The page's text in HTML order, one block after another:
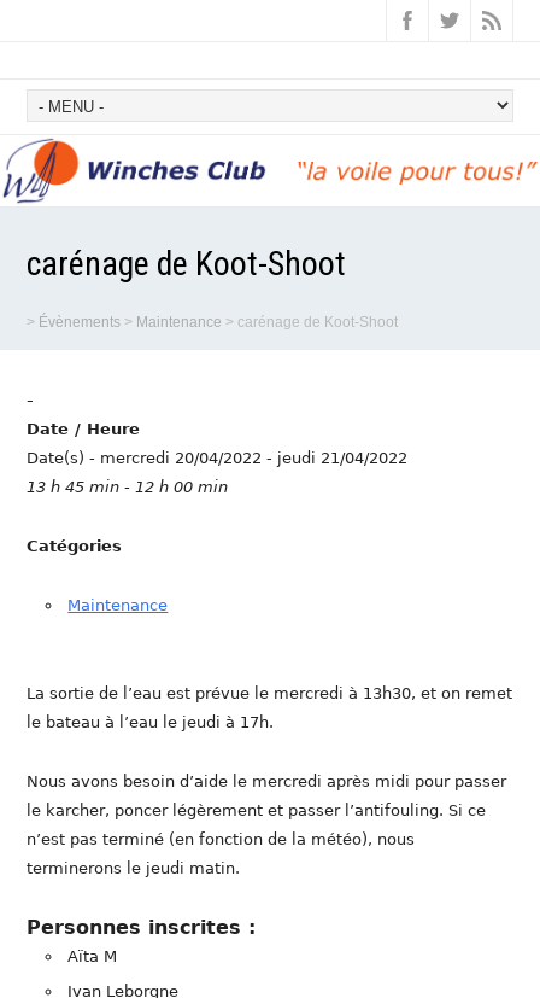
carénage de Koot-Shoot
> Évènements > Maintenance >carénage de Koot-Shoot
-
Date / Heure
Date(s) - mercredi 20/04/2022 - jeudi 21/04/2022
13 h 45 min - 12 h 00 min
Catégories
Maintenance
La sortie de l’eau est prévue le mercredi à 13h30, et on remet
le bateau à l’eau le jeudi à 17h.
Nous avons besoin d’aide le mercredi après midi pour passer
le karcher, poncer légèrement et passer l’antifouling. Si ce
n’est pas terminé (en fonction de la météo), nous
terminerons le jeudi matin.
Personnes inscrites :
Aïta M
Ivan Leborgne